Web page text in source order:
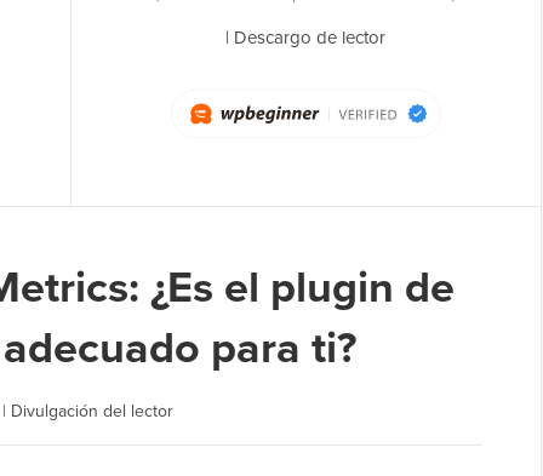
| Descargo de lector
¿Es el plugin de
para ti?
Divulgación del lector